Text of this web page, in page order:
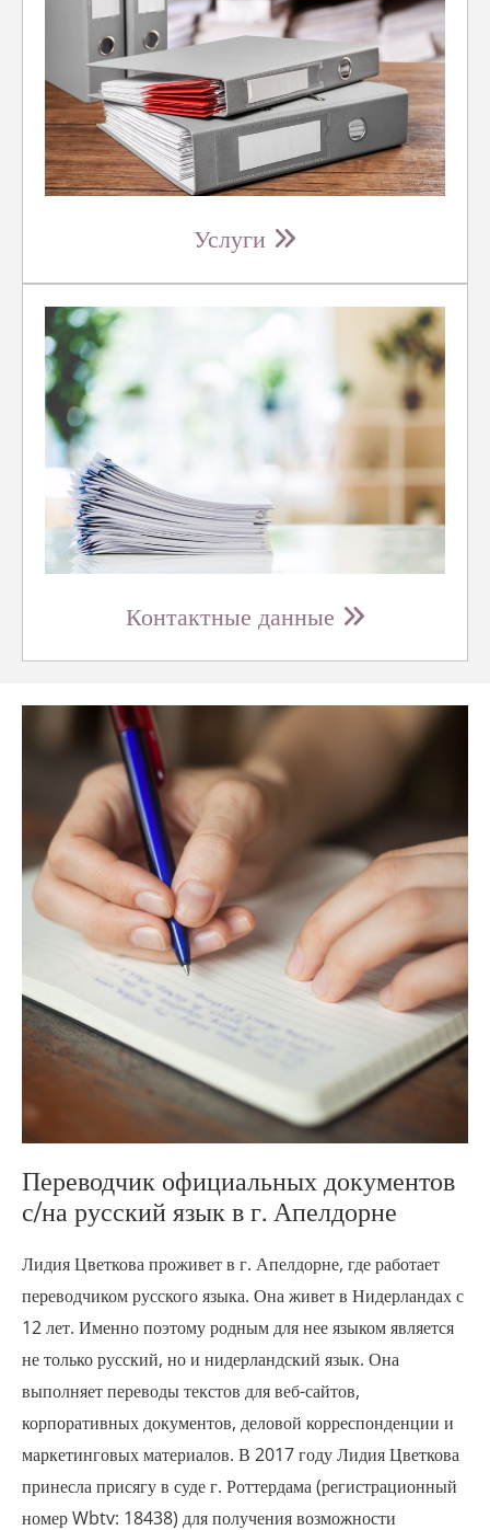
Услуги 
Контактные данные 
Переводчик официальных документов
с/на русский язык в г. Апелдорне
Лидия Цветкова проживет в г. Апелдорне, где работает
переводчиком русского языка. Она живет в Нидерландах с
12 лет. Именно поэтому родным для нее языком является
не только русский, но и нидерландский язык. Она
выполняет переводы текстов для веб-сайтов,
корпоративных документов, деловой корреспонденции и
маркетинговых материалов. В 2017 году Лидия Цветкова
принесла присягу в суде г. Роттердама (регистрационный
номер Wbtv: 18438) для получения возможности